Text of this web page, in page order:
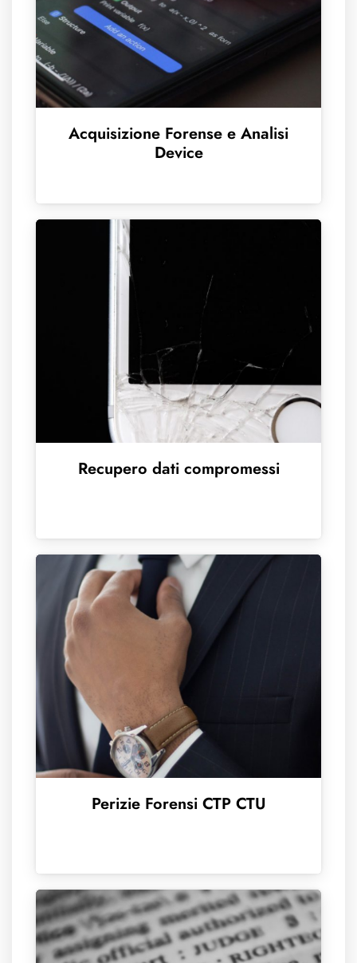
Acquisizione Forense e Analisi
Device
Recupero dati compromessi
Perizie Forensi CTP CTU